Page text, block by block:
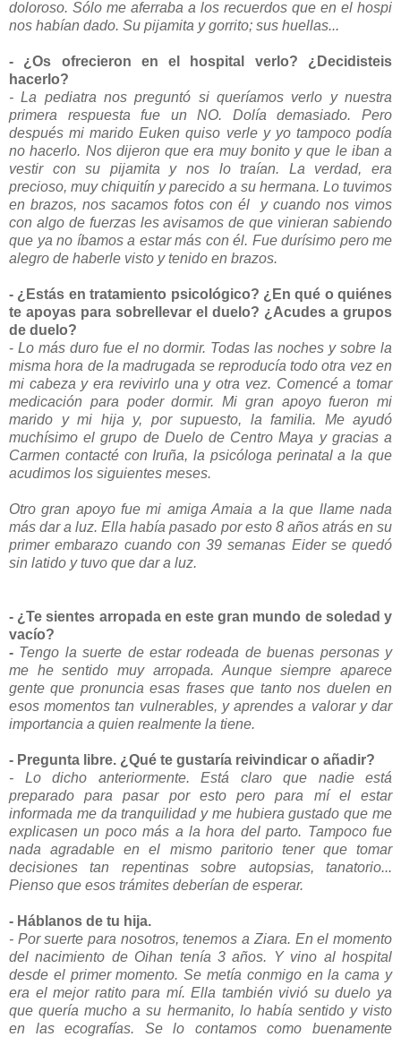
doloroso. Sólo me aferraba a los recuerdos que en el hospi
nos habían dado. Su pijamita y gorrito; sus huellas...
- ¿Os ofrecieron en el hospital verlo? ¿Decidisteis
hacerlo?
- La pediatra nos preguntó si queríamos verlo y nuestra
primera respuesta fue un NO. Dolía demasiado. Pero
después mi marido Euken quiso verle y yo tampoco podía
no hacerlo. Nos dijeron que era muy bonito y que le iban a
vestir con su pijamita y nos lo traían. La verdad, era
precioso, muy chiquitín y parecido a su hermana. Lo tuvimos
en brazos, nos sacamos fotos con él y cuando nos vimos
con algo de fuerzas les avisamos de que vinieran sabiendo
que ya no íbamos a estar más con él. Fue durísimo pero me
alegro de haberle visto y tenido en brazos.
- ¿Estás en tratamiento psicológico? ¿En qué o quiénes
te apoyas para sobrellevar el duelo? ¿Acudes a grupos
de duelo?
- Lo más duro fue el no dormir. Todas las noches y sobre la
misma hora de la madrugada se reproducía todo otra vez en
mi cabeza y era revivirlo una y otra vez. Comencé a tomar
medicación para poder dormir. Mi gran apoyo fueron mi
marido y mi hija y, por supuesto, la familia. Me ayudó
muchísimo el grupo de Duelo de Centro Maya y gracias a
Carmen contacté con Iruña, la psicóloga perinatal a la que
acudimos los siguientes meses.
Otro gran apoyo fue mi amiga Amaia a la que llame nada
más dar a luz. Ella había pasado por esto 8 años atrás en su
primer embarazo cuando con 39 semanas Eider se quedó
sin latido y tuvo que dar a luz.
- ¿Te sientes arropada en este gran mundo de soledad y
vacío?
- Tengo la suerte de estar rodeada de buenas personas y
me he sentido muy arropada. Aunque siempre aparece
gente que pronuncia esas frases que tanto nos duelen en
esos momentos tan vulnerables, y aprendes a valorar y dar
importancia a quien realmente la tiene.
- Pregunta libre. ¿Qué te gustaría reivindicar o añadir?
- Lo dicho anteriormente. Está claro que nadie está
preparado para pasar por esto pero para mí el estar
informada me da tranquilidad y me hubiera gustado que me
explicasen un poco más a la hora del parto. Tampoco fue
nada agradable en el mismo paritorio tener que tomar
decisiones tan repentinas sobre autopsias, tanatorio...
Pienso que esos trámites deberían de esperar.
- Háblanos de tu hija.
- Por suerte para nosotros, tenemos a Ziara. En el momento
del nacimiento de Oihan tenía 3 años. Y vino al hospital
desde el primer momento. Se metía conmigo en la cama y
era el mejor ratito para mí. Ella también vivió su duelo ya
que quería mucho a su hermanito, lo había sentido y visto
en las ecografías. Se lo contamos como buenamente